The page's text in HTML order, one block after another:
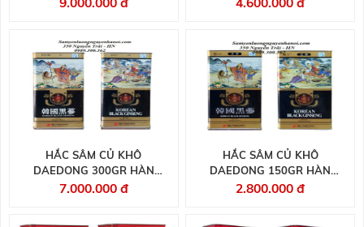
HẮC SÂM CỦ KHÔ
DAEDONG 300GR HÀN
QUỐC
7.000.000 đ
HẮC SÂM CỦ KHÔ
DAEDONG 150GR HÀN
QUỐC
2.800.000 đ